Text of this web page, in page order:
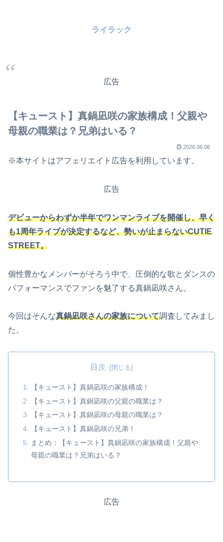
ライラック
広告
【キュースト】真鍋凪咲の家族構成！父親や
母親の職業は？兄弟はいる？
2026.06.06
※本サイトはアフェリエイト広告を利用しています。
広告
デビューからわずか半年でワンマンライブを開催し、早く
も1周年ライブが決定するなど、勢いが止まらないCUTIE
STREET。
個性豊かなメンバーがそろう中で、圧倒的な歌とダンスの
パフォーマンスでファンを魅了する真鍋凪咲さん。
今回はそんな真鍋凪咲さんの家族について調査してみまし
た。
目次
【キュースト】真鍋凪咲の家族構成！
【キュースト】真鍋凪咲の父親の職業は？
【キュースト】真鍋凪咲の母親の職業は？
【キュースト】真鍋凪咲の兄弟！
まとめ：【キュースト】真鍋凪咲の家族構成！父親や
母親の職業は？兄弟はいる？
広告